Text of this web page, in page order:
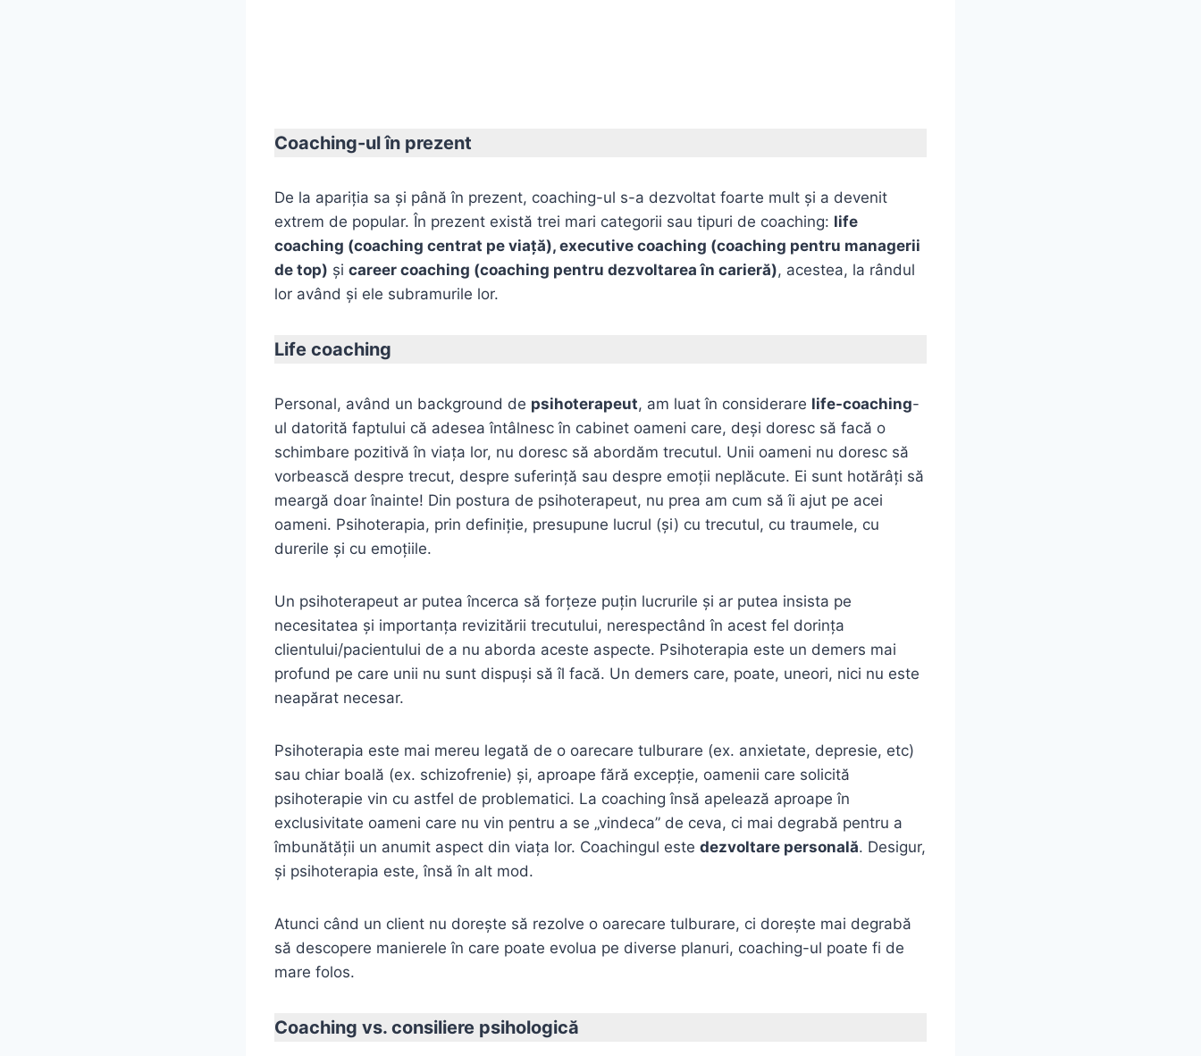
Coaching-ul în prezent
De la apariţia sa şi până în prezent, coaching-ul s-a dezvoltat foarte mult şi a devenit
extrem de popular. În prezent există trei mari categorii sau tipuri de coaching: life
coaching (coaching centrat pe viaţă), executive coaching (coaching pentru managerii
de top) şi career coaching (coaching pentru dezvoltarea în carieră), acestea, la rândul
lor având şi ele subramurile lor.
Life coaching
Personal, având un background de psihoterapeut, am luat în considerare life-coaching-
ul datorită faptului că adesea întâlnesc în cabinet oameni care, deşi doresc să facă o
schimbare pozitivă în viaţa lor, nu doresc să abordăm trecutul. Unii oameni nu doresc să
vorbească despre trecut, despre suferinţă sau despre emoţii neplăcute. Ei sunt hotărâţi să
meargă doar înainte! Din postura de psihoterapeut, nu prea am cum să îi ajut pe acei
oameni. Psihoterapia, prin definiţie, presupune lucrul (şi) cu trecutul, cu traumele, cu
durerile şi cu emoţiile.
Un psihoterapeut ar putea încerca să forţeze puţin lucrurile şi ar putea insista pe
necesitatea şi importanţa revizitării trecutului, nerespectând în acest fel dorinţa
clientului/pacientului de a nu aborda aceste aspecte. Psihoterapia este un demers mai
profund pe care unii nu sunt dispuşi să îl facă. Un demers care, poate, uneori, nici nu este
neapărat necesar.
Psihoterapia este mai mereu legată de o oarecare tulburare (ex. anxietate, depresie, etc)
sau chiar boală (ex. schizofrenie) şi, aproape fără excepţie, oamenii care solicită
psihoterapie vin cu astfel de problematici. La coaching însă apelează aproape în
exclusivitate oameni care nu vin pentru a se „vindeca” de ceva, ci mai degrabă pentru a
îmbunătăţii un anumit aspect din viaţa lor. Coachingul este dezvoltare personală. Desigur,
şi psihoterapia este, însă în alt mod.
Atunci când un client nu doreşte să rezolve o oarecare tulburare, ci doreşte mai degrabă
să descopere manierele în care poate evolua pe diverse planuri, coaching-ul poate fi de
mare folos.
Coaching vs. consiliere psihologică